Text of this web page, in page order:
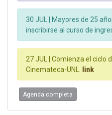
30 JUL | Mayores de 25
inscribirse al curso de
27 JUL | Comienza el ciclo
Cinemateca-UNL.
link
Agenda completa